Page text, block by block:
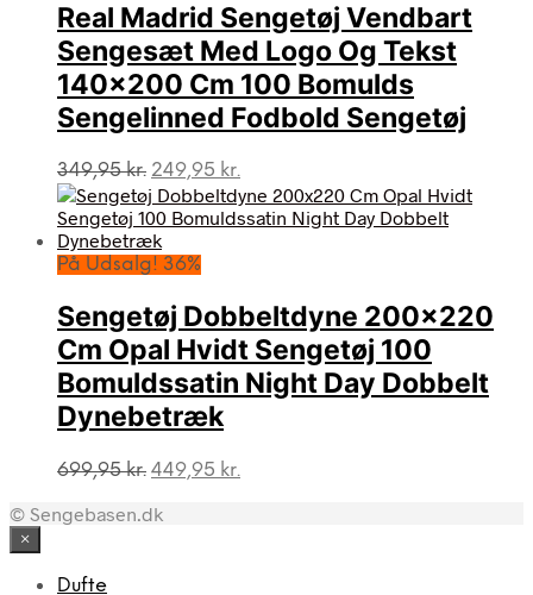
Real Madrid Sengetøj Vendbart
Sengesæt Med Logo Og Tekst
140×200 Cm 100 Bomulds
Sengelinned Fodbold Sengetøj
349,95kr. Den
oprindelige
pris
var:
349,95 kr..
249,95 kr.
aktuelle
pris
På Udsalg! 36%
Sengetøj Dobbeltdyne 200×220
Cm Opal Hvidt Sengetøj 100
Bomuldssatin Night Day Dobbelt
Dynebetræk
699,95kr. Den
pris
449,95 kr.
© Sengebasen.dk
×
Dufte